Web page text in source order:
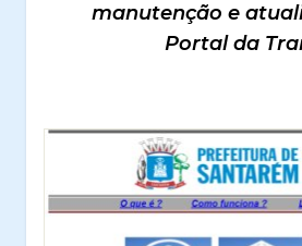
manutenção e
Portal da